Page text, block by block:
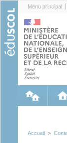
Menu principal
Accueil >